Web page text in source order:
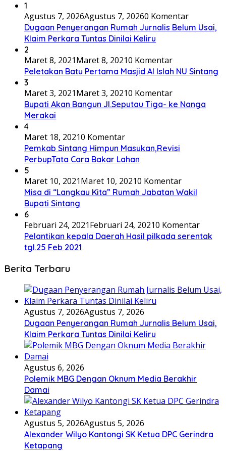
1
Agustus 7, 2026Agustus 7, 20260 Komentar
Dugaan Penyerangan Rumah Jurnalis Belum Usai,
Klaim Perkara Tuntas Dinilai Keliru
2
Maret 8, 2021Maret 8, 20210 Komentar
Peletakan Batu Pertama Masjid Al Islah NU Sintang
3
Maret 3, 2021Maret 3, 20210 Komentar
Bupati Akan Bangun Jl.Seputau Tiga- ke Nanga
Merakai
4
Maret 18, 20210 Komentar
Pemkab Sintang Himpun Masukan,Revisi
PerbupTata Cara Bakar Lahan
5
Maret 10, 2021Maret 10, 20210 Komentar
Misa di “Langkau Kita” Rumah Jabatan Wakil
Bupati Sintang
6
Februari 24, 2021Februari 24, 20210 Komentar
Pelantikan kepala Daerah Hasil pilkada serentak
tgl.25 Feb 2021
Berita Terbaru
Agustus 7, 2026Agustus 7, 2026
Dugaan Penyerangan Rumah Jurnalis Belum Usai,
Klaim Perkara Tuntas Dinilai Keliru
Agustus 6, 2026
Polemik MBG Dengan Oknum Media Berakhir
Damai
Agustus 5, 2026Agustus 5, 2026
Alexander Wilyo Kantongi SK Ketua DPC Gerindra
Ketapang